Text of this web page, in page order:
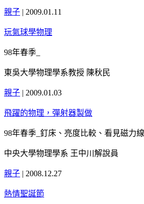
親子 | 2009.01.11
玩氣球學物理
98年春季_
東吳大學物理學系教授 陳秋民
親子 | 2009.01.03
飛躍的物理，彈射器製做
98年春季_釘床、亮度比較、看見磁力
中央大學物理學系 王中川解說員
親子 | 2008.12.27
熱情聖誕節